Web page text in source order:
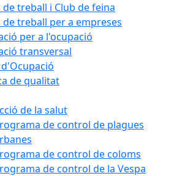
de treball i Club de feina
de treball per a empreses
per a l'ocupació
transversal
de qualitat
de la salut
de control de plagues
de control de coloms
de control de la Vespa